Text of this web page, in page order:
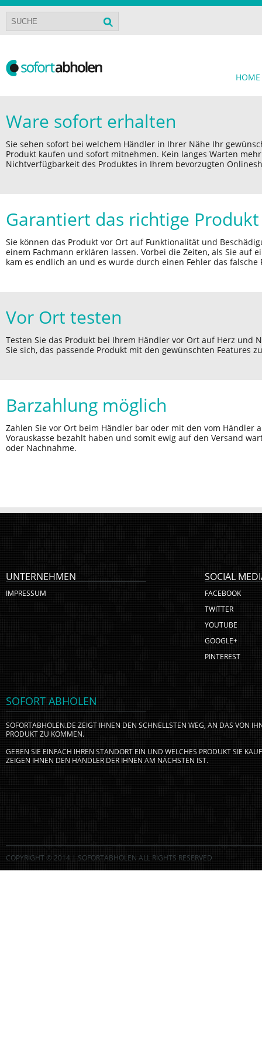
HOME
Ware sofort erhalten
Sie sehen sofort bei welchem Händler in Ihrer Nähe Ihr
Produkt kaufen und sofort mitnehmen. Kein langes Warten
Nichtverfügbarkeit des Produktes in Ihrem bevorzugten
Garantiert das richtige Produkt
Sie können das Produkt vor Ort auf Funktionalität und
einem Fachmann erklären lassen. Vorbei die Zeiten, als Sie
kam es endlich an und es wurde durch einen Fehler das falsche
Vor Ort testen
Testen Sie das Produkt bei Ihrem Händler vor Ort auf Herz und
Sie sich, das passende Produkt mit den gewünschten Features
Barzahlung möglich
Zahlen Sie vor Ort beim Händler bar oder mit den vom Händler
Vorauskasse bezahlt haben und somit ewig auf den Versand
oder Nachnahme.
UNTERNEHMEN
IMPRESSUM
SOCIAL
FACEBOOK
TWITTER
YOUTUBE
GOOGLE+
PINTEREST
SOFORT ABHOLEN
SOFORTABHOLEN.DE ZEIGT IHNEN DEN SCHNELLSTEN WEG, AN DAS VON
PRODUKT ZU KOMMEN.
GEBEN SIE EINFACH IHREN STANDORT EIN UND WELCHES PRODUKT SIE
ZEIGEN IHNEN DEN HÄNDLER DER IHNEN AM NÄCHSTEN IST.
COPYRIGHT © 2014 | SOFORTABHOLEN ALL RIGHTS RESERVED